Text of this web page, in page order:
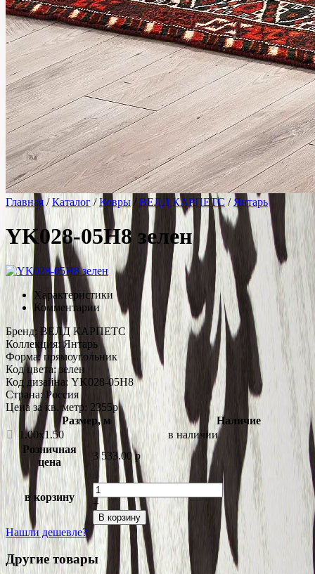
Главная/Каталог /Ковры/ ВЕЛД КАРПЕТС / Янтарь
YK028-05H8 зелен
Характеристики
Комментарии
Бренд: ВЕЛД КАРПЕТС
Коллекция: Янтарь
Форма:прямоугольник
Код цвета:зелен
Код дизайна: YK028-05H8
Страна: Россия
Цена за кв. метр: 2355p
Размер, м
Наличие
1.00x1.50
в наличии
Розничная
цена
3 533.00p
в корзину
−
+
В корзину
Нашли дешевле?
Другие товары